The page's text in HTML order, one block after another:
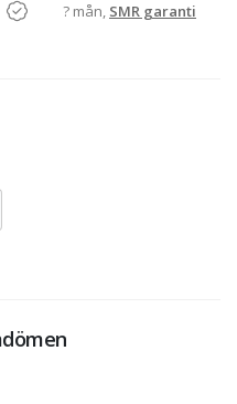
? mån, SMR garanti